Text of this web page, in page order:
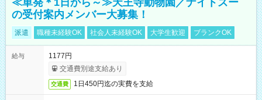
≪単発＊1日から～≫天王寺動物園／ナイトズー
の受付案内メンバー大募集！
派遣 職種未経験OK 社会人未経験OK 大学生歓迎 ブランクOK
給与
1177円
交通費別途支給あり
交通費 1日450円迄の実費を支給